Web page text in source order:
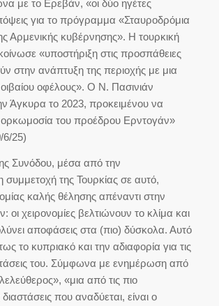
με το Ερεβάν, «οι δύο ηγέτες
για το πρόγραμμα «Σταυροδρόμια
Αρμενικής κυβέρνησης». Η τουρκική
«υποστήριξη στις προσπάθειες
στην ανάπτυξη της περιοχής με μια
οφέλους». Ο Ν. Πασινιάν
Άγκυρα το 2023, προκειμένου να
του προέδρου Ερντογάν»
25)
Συνόδου, μέσα από την
συμμετοχή της Τουρκίας σε αυτό,
καλής θέλησης απέναντι στην
οι χειρονομίες βελτιώνουν το κλίμα και
αποφάσεις στα (πιο) δύσκολα. Αυτό
το κυπριακό και την αδιαφορία για τις
του. Σύμφωνα με ενημέρωση από
«μια από τις πιο
που αναδύεται, είναι ο